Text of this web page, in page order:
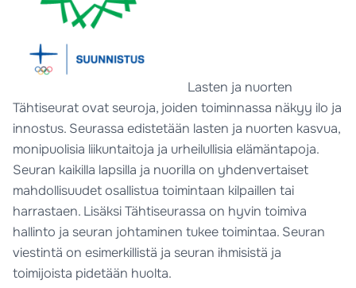
Lasten ja nuorten
Tähtiseurat ovat seuroja, joiden toiminnassa näkyy ilo ja
innostus. Seurassa edistetään lasten ja nuorten kasvua,
monipuolisia liikuntaitoja ja urheilullisia elämäntapoja.
Seuran kaikilla lapsilla ja nuorilla on yhdenvertaiset
mahdollisuudet osallistua toimintaan kilpaillen tai
harrastaen. Lisäksi Tähtiseurassa on hyvin toimiva
hallinto ja seuran johtaminen tukee toimintaa. Seuran
viestintä on esimerkillistä ja seuran ihmisistä ja
toimijoista pidetään huolta.